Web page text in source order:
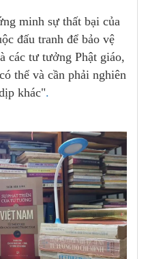
minh sự thất bại của
đấu tranh để bảo vệ
các tư tưởng Phật giáo,
thể và cần phải nghiên
khác".